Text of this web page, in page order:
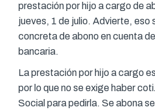
prestación por hijo a cargo de
jueves, 1 de julio. Advierte, eso
concreta de abono en cuenta
bancaria.
La prestación por hijo a cargo
por lo que no se exige haber
Social para pedirla. Se abona